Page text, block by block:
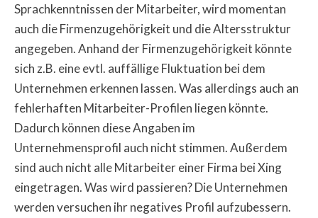
Sprachkenntnissen der Mitarbeiter, wird momentan
auch die Firmenzugehörigkeit und die Altersstruktur
angegeben. Anhand der Firmenzugehörigkeit könnte
sich z.B. eine evtl. auffällige Fluktuation bei dem
Unternehmen erkennen lassen. Was allerdings auch an
fehlerhaften Mitarbeiter-Profilen liegen könnte.
Dadurch können diese Angaben im
Unternehmensprofil auch nicht stimmen. Außerdem
sind auch nicht alle Mitarbeiter einer Firma bei Xing
eingetragen. Was wird passieren? Die Unternehmen
werden versuchen ihr negatives Profil aufzubessern.